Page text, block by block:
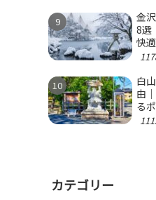
金
8選
快
白
由
る
カテゴリー